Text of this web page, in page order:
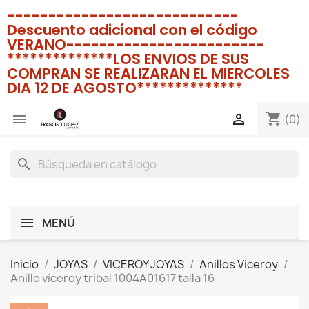
----------------------------
Descuento adicional con el código
VERANO------------------------
**************LOS ENVIOS DE SUS
COMPRAN SE REALIZARAN EL MIERCOLES
DIA 12 DE AGOSTO**************
 shopping_cart (0)

search
MENÚ
Inicio JOYAS VICEROY JOYAS
Anillos Viceroy
Anillo viceroy tribal 1004A01617 talla 16